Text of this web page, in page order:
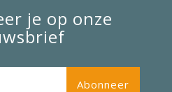
je op onze
Abonneer